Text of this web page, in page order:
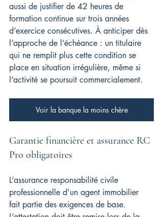
aussi de justifier de 42 heures de
formation continue sur trois années
d’exercice consécutives. À anticiper dès
l’approche de l’échéance : un titulaire
qui ne remplit plus cette condition se
place en situation irrégulière, même si
l’activité se poursuit commercialement.
Voir la banque la moins chère
Garantie financière et assurance RC
Pro obligatoires
L’assurance responsabilité civile
professionnelle d'un agent immobilier
fait partie des exigences de base.